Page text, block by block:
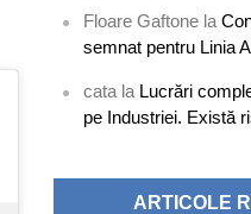
Floare Gaftone la
semnat pentru Linia
cata la Lucrări
pe Industriei. Există
ARTICOLE